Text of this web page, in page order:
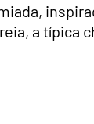
a típica